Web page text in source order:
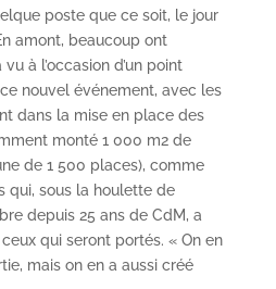
poste que ce soit, le jour
amont, beaucoup ont
à l’occasion d’un point
nouvel événement, avec les
dans la mise en place des
monté 1 000 m2 de
de 1 500 places), comme
qui, sous la houlette de
depuis 25 ans de CdM, a
qui seront portés. « On en
mais on en a aussi créé